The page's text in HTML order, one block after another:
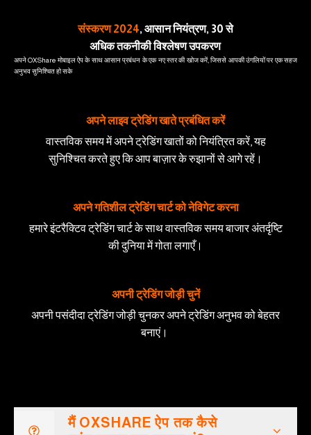
संस्करण 2024, आसान नियंत्रण, 30 से
अधिक तकनीकी विश्लेषण उपकरण
अपने OXShare मोबाइल ऐप के साथ आसान प्रबंधन के एक नए स्तर की खोज करें, जिससे आपकी उंगलियों पर एक सहज
अनुभव सुनिश्चित हो सके
अपने लाइव ट्रेडिंग खाते प्रबंधित करें
वास्तविक समय में अपने ट्रेडिंग खातों को नियंत्रित करें, यह
सुनिश्चित करते हुए कि आप बाज़ार के रुझानों से आगे रहें।
अपने गतिशील ट्रेडिंग चार्ट को नेविगेट करना
हमारे इंटरैक्टिव ट्रेडिंग चार्ट के साथ वास्तविक समय बाजार अंतर्दृष्टि
की दुनिया में गोता लगाएँ।
अपनी ट्रेडिंग जोड़ी चुनें
अपनी पसंदीदा ट्रेडिंग जोड़ी चुनकर अपने ट्रेडिंग अनुभव को बेहतर
बनाएं।
मैं OXSHARE ऐप तक कैसे